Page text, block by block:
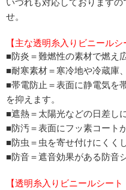
せ。
【主な透明糸入りビニールシ
■防炎＝難燃性の素材で燃え
■耐寒素材＝寒冷地や冷蔵庫
■帯電防止＝表面に静電気を
を抑えます。
■遮熱＝太陽光などの日差し
■防汚＝表面にフッ素コート
■防虫＝虫を寄せ付けにくく
■防音＝遮音効果がある防音
【透明糸入りビニールシート